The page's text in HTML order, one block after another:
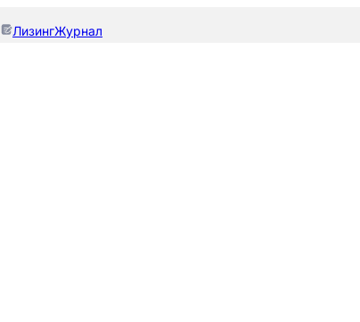
ЛизингЖурнал